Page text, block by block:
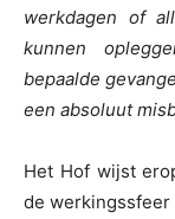
werkdagen of
kunnen
bepaalde
een absoluut
Het Hof wijst
de werkingssfeer